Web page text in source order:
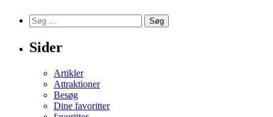
varianter.
Mulighederne
Søg
efter:
Sider
Artikler
Attraktioner
Besøg
Dine favoritter